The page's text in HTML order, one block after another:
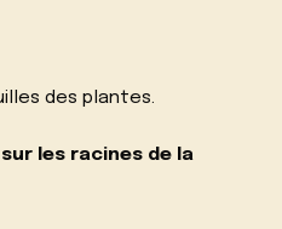
des plantes.
les racines de la